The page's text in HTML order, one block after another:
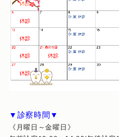
▼診察時間▼
《月曜日～金曜日》